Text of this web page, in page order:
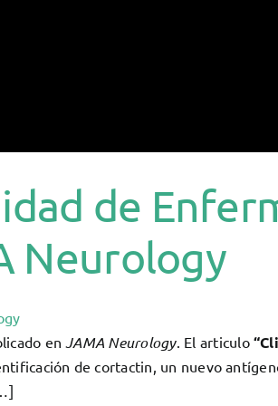
de
Neurology
enJAMA Neurology. El articulo
de cortactin, un nuevo